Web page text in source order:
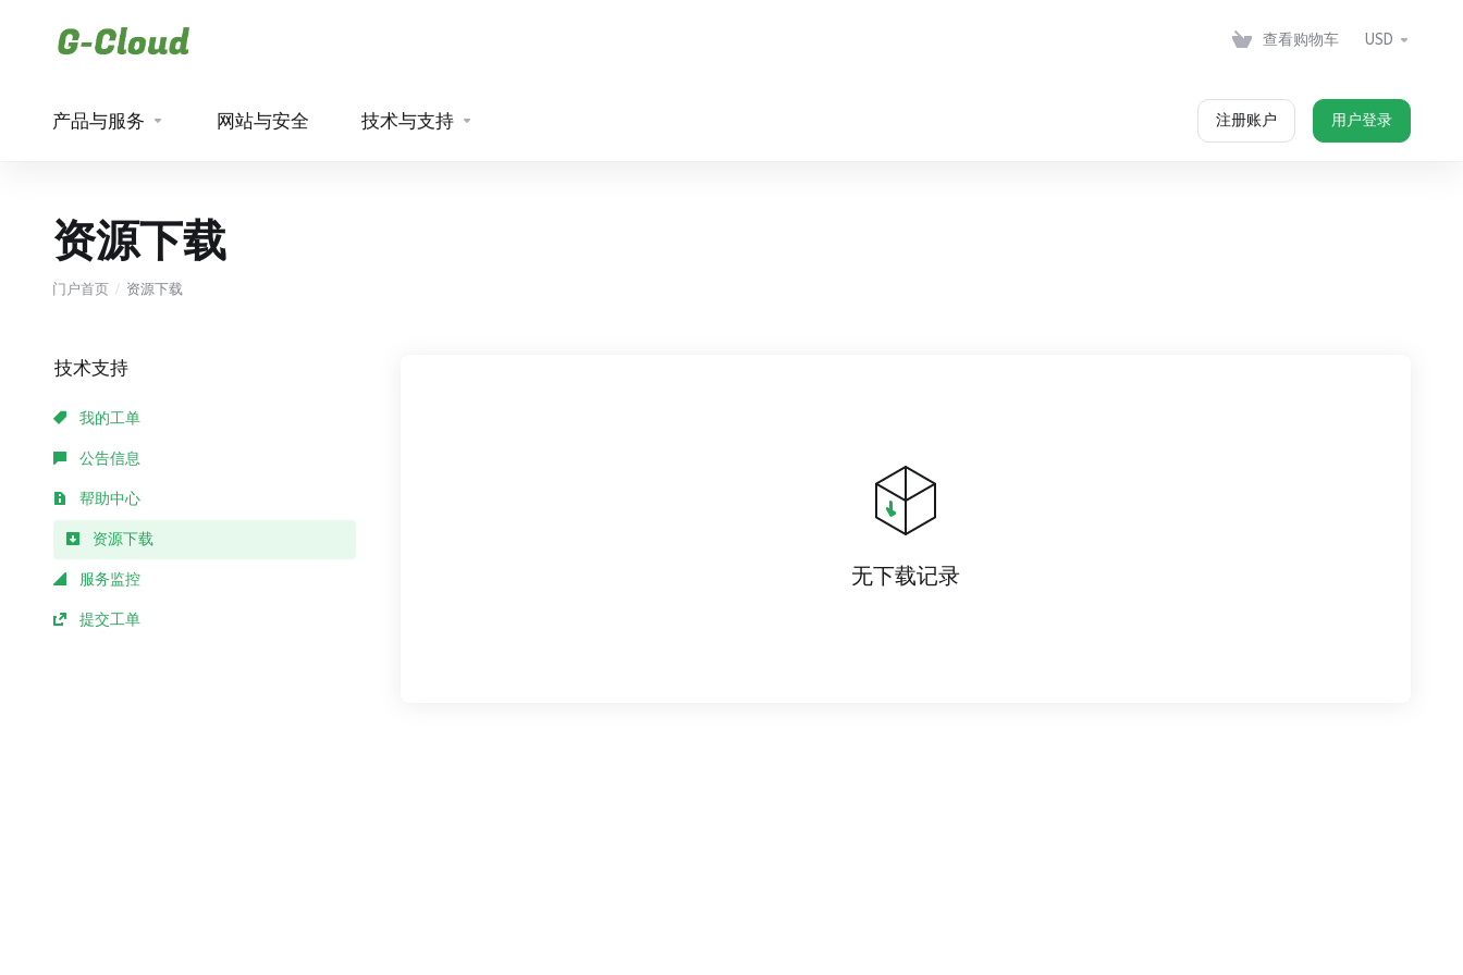
查看购物车 USD
产品与服务 网站与安全 技术与支持 注册账户 用户登录
资源下载
门户首页 资源下载
技术支持
我的工单
公告信息
帮助中心
资源下载
服务监控
提交工单
无下载记录